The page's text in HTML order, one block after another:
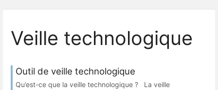
Veille technologique
Outil de veille technologique
Qu’est-ce que la veille technologique ? La veille